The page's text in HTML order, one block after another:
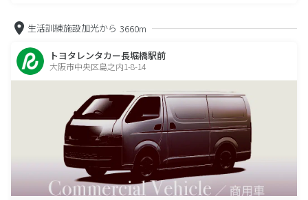
生活訓練施設加光から 3660m
トヨタレンタカー長堀橋駅前
大阪市中央区島之内1-8-14